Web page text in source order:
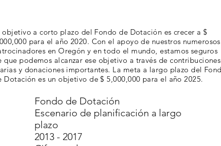
objetivo a corto plazo del Fondo de Dotación es crecer a $
para el año 2020. Con el apoyo de nuestros numerosos
en Oregón y en todo el mundo, estamos seguros
que podemos alcanzar ese objetivo a través de contribuciones
y donaciones importantes. La meta a largo plazo del
Dotación es un objetivo de $ 5,000,000 para el año 2025.
Fondo de Dotación
Escenario de planificación a largo
plazo
2013 - 2017